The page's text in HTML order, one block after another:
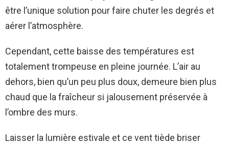
être l’unique solution pour faire chuter les degrés et
aérer l’atmosphère.
Cependant, cette baisse des températures est
totalement trompeuse en pleine journée. L’air au
dehors, bien qu’un peu plus doux, demeure bien plus
chaud que la fraîcheur si jalousement préservée à
l’ombre des murs.
Laisser la lumière estivale et ce vent tiède briser